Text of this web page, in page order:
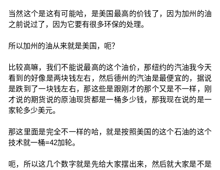
当然这个是这有可能哈，是美国最高的价钱了，因为加州的油
之前说过了，因为它要有很多环保的处理。
所以加州的油从来就是美国，呃？
比较高嘛，我们不能说最高的这个油价，那纽约的汽油我今天
看到的好像是两块钱左右，然后德州的汽油是最便宜的，据说
是跌到了一块钱左右，那这些是跟刚才的那个又是不一样，刚
才说的期货说的原油现货都是一桶多少钱，那我现在说的是一
家轮多少美元。
那这里面是完全不一样的哈，就是按照美国的这个石油的这个
技术就一桶=42加轮。
呃，所以这几个数字就是先给大家摆出来，然后就大家是不是